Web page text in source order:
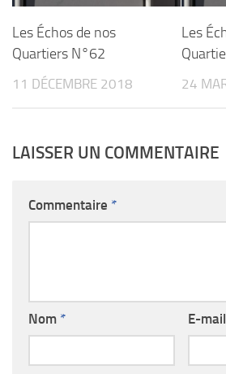
Les Échos de nos
Quartiers N°62
11 DÉCEMBRE 2018
Les
24
LAISSER UN COMMENTAIRE
Commentaire *
Nom * E-mail